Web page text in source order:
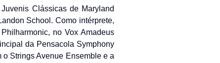
Clássicas de Maryland
School. Como intérprete,
no Vox Amadeus
da Pensacola Symphony
Strings Avenue Ensemble e a